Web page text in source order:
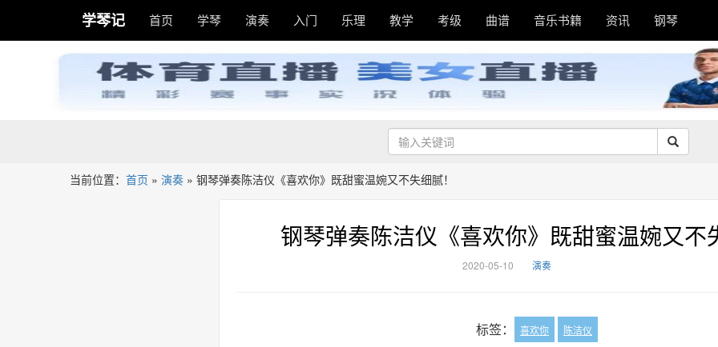
学琴记 首页 学琴 演奏 入门 乐理 教学 考级 曲谱 音乐书籍 资讯 钢琴
当前位置： 首页 » 演奏 » 钢琴弹奏陈洁仪《喜欢你》既甜蜜温婉又不失细腻！
钢琴弹奏陈洁仪《喜欢你》既甜蜜温婉又不
2020-05-10 演奏
标签： 喜欢你 陈洁仪